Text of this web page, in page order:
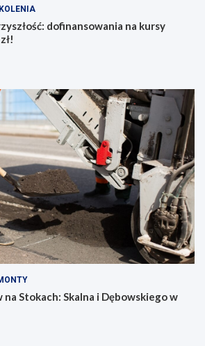
dofinansowania na kursy
Stokach: Skalna i Dębowskiego w